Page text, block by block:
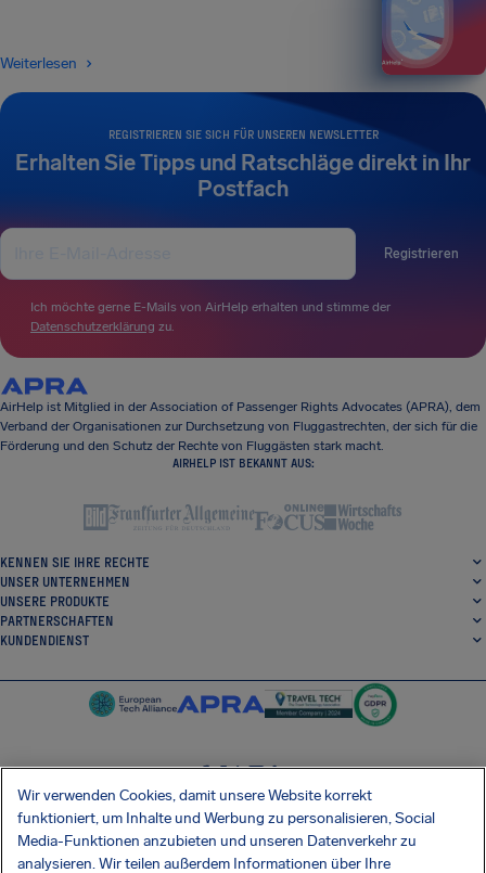
REGISTRIEREN SIE SICH FÜR UNSEREN NEWSLETTER
Erhalten Sie Tipps und Ratschläge direkt in Ihr
Postfach
Registrieren
Ich möchte gerne E-Mails von AirHelp erhalten und stimme der
Datenschutzerklärung zu.
Weiterlesen
AirHelp ist Mitglied in der Association of Passenger Rights Advocates (APRA), dem
Verband der Organisationen zur Durchsetzung von Fluggastrechten, der sich für die
Förderung und den Schutz der Rechte von Fluggästen stark macht.
AIRHELP IST BEKANNT AUS:
KENNEN SIE IHRE RECHTE
UNSER UNTERNEHMEN
UNSERE PRODUKTE
PARTNERSCHAFTEN
KUNDENDIENST
SocialFacebook
SocialTwitter
SocialInstagram
SocialLinkedin
ERHALTEN SIE UNSERE KOSTENLOSE APP
Wir verwenden Cookies, damit unsere Website korrekt
funktioniert, um Inhalte und Werbung zu personalisieren, Social
Media-Funktionen anzubieten und unseren Datenverkehr zu
analysieren. Wir teilen außerdem Informationen über Ihre